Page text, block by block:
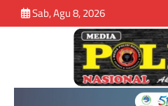
Sab, Agu 8, 2026